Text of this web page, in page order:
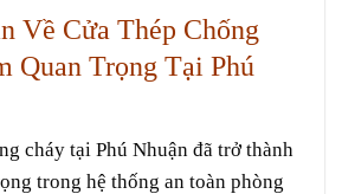
Về Cửa Thép Chống
Quan Trọng Tại Phú
cháy tại Phú Nhuận đã trở thành
trong hệ thống an toàn phòng